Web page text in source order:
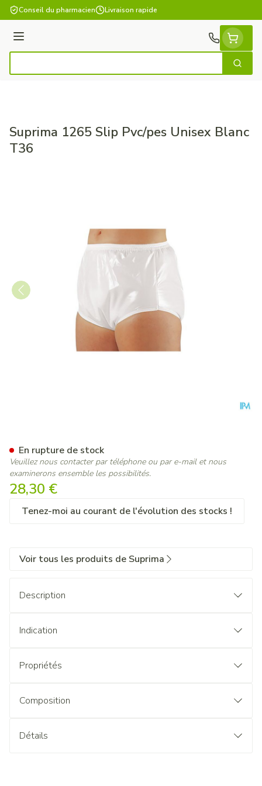
Aller au contenu
Conseil du pharmacien Livraison rapide
Menu
Suprima 1265 Slip Pvc/pes Unisex Blanc
T36
28,30 €
Tenez-moi au courant de l'évolution des stocks !
En rupture de stock
Veuillez nous contacter par téléphone ou par e-mail et nous
examinerons ensemble les possibilités.
Voir tous les produits de Suprima
Description
Indication
Propriétés
Composition
Détails